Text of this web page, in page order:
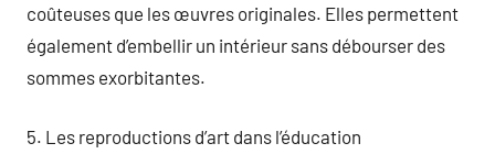
coûteuses que les œuvres originales. Elles permettent
également d’embellir un intérieur sans débourser des
sommes exorbitantes.
5. Les reproductions d’art dans l’éducation